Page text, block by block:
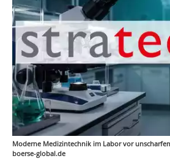
Moderne Medizintechnik im Labor vor
boerse-global.de